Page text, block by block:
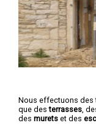
Nous effectuons des
que desterrasses ,
des murets et des